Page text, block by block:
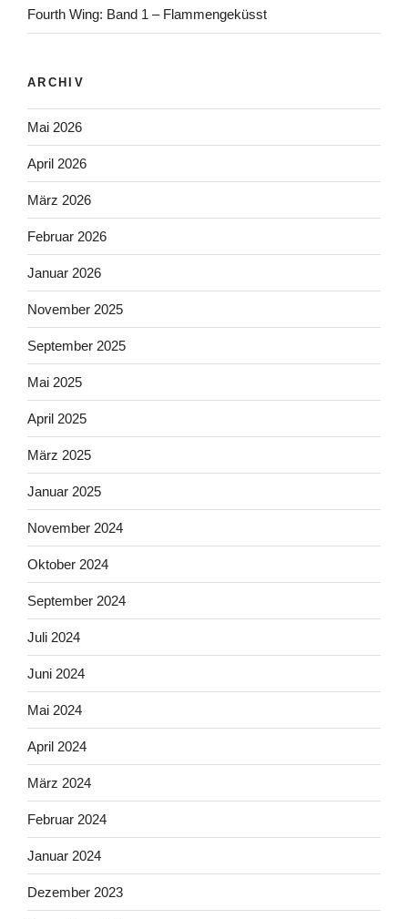
Fourth Wing: Band 1 – Flammengeküsst
ARCHIV
Mai 2026
April 2026
März 2026
Februar 2026
Januar 2026
November 2025
September 2025
Mai 2025
April 2025
März 2025
Januar 2025
November 2024
Oktober 2024
September 2024
Juli 2024
Juni 2024
Mai 2024
April 2024
März 2024
Februar 2024
Januar 2024
Dezember 2023